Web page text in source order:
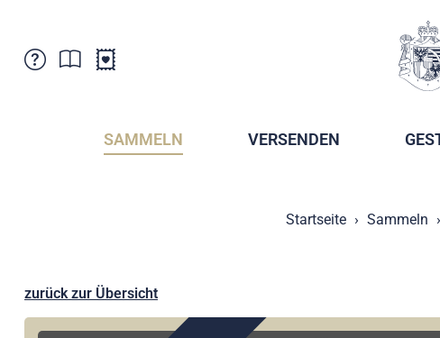
Verkaufsstellen
Postcrossing
Abonnemente
SAMMELN VERSENDEN
Startseite Sammeln
zurück zur Übersicht